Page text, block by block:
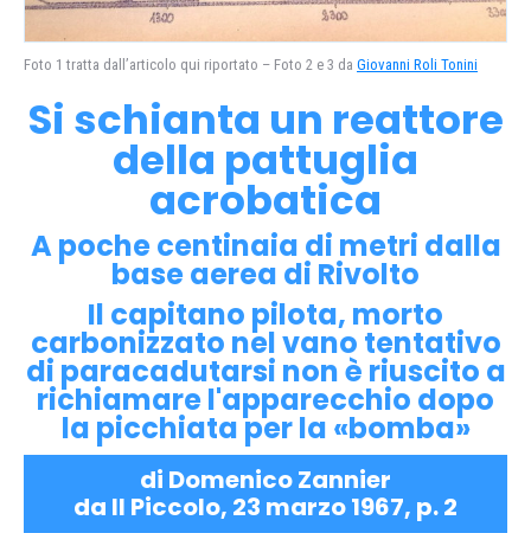
Foto 1 tratta dall’articolo qui riportato – Foto 2 e 3 da Giovanni Roli Tonini
Si schianta un reattore
della pattuglia
acrobatica
A poche centinaia di metri dalla
base aerea di Rivolto
Il capitano pilota, morto
carbonizzato nel vano tentativo
di paracadutarsi non è riuscito a
richiamare l'apparecchio dopo
la picchiata per la «bomba»
di Domenico Zannier
da Il Piccolo, 23 marzo 1967, p. 2